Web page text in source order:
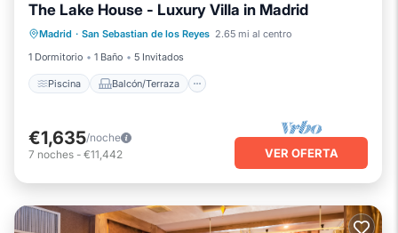
The Lake House - Luxury Villa in Madrid
Madrid · San Sebastian de los Reyes 2.65 mi al centro
1 Dormitorio
1 Baño 5 Invitados
Piscina Balcón/Terraza
Piscina Balcón/Terraza
Cocina
Aire acondicionado
€1,635/noche
7 noches - €11,442 VER OFERTA